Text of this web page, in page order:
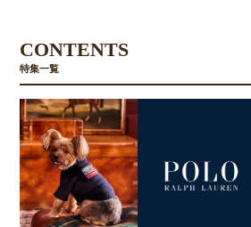
CONTENTS
特集一覧